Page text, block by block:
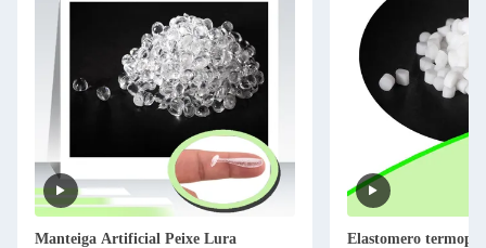
Manteiga Artificial Peixe Lura
Elastomero